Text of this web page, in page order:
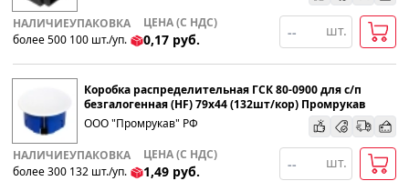
НАЛИЧИЕ
более 500
УПАКОВКА
100 шт./уп.
ЦЕНА (С НДС)
0,17 руб.
шт.
Коробка распределительная ГСК 80-0900 для с/п
безгалогенная (HF) 79х44 (132шт/кор) Промрукав
ООО "Промрукав" РФ
НАЛИЧИЕ
более 300
УПАКОВКА
132 шт./уп.
ЦЕНА (С НДС)
1,49 руб.
шт.